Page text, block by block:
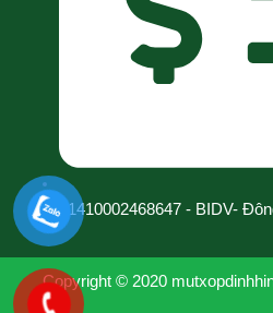
31410002468647 - BIDV-
Copyright © 2020